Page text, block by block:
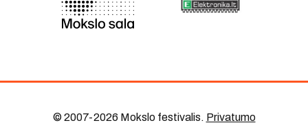
© 2007-2026 Mokslo festivalis. Privatumo